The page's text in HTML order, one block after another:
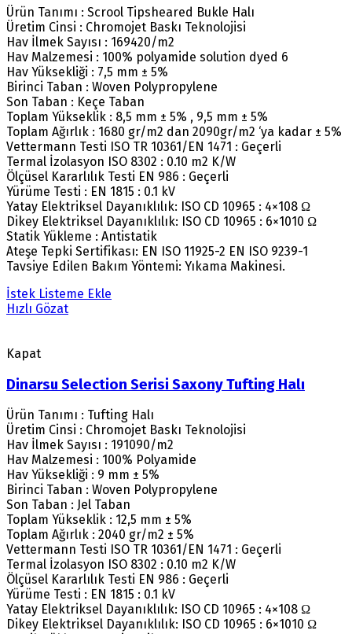
Ürün Tanımı : Scrool Tipsheared Bukle Halı
Üretim Cinsi : Chromojet Baskı Teknolojisi
Hav İlmek Sayısı : 169420/m2
Hav Malzemesi : 100% polyamide solution dyed 6
Hav Yüksekliği : 7,5 mm ± 5%
Birinci Taban : Woven Polypropylene
Son Taban : Keçe Taban
Toplam Yükseklik : 8,5 mm ± 5% , 9,5 mm ± 5%
Toplam Ağırlık : 1680 gr/m2 dan 2090gr/m2 ‘ya kadar ± 5%
Vettermann Testi ISO TR 10361/EN 1471 : Geçerli
Termal İzolasyon ISO 8302 : 0.10 m2 K/W
Ölçüsel Kararlılık Testi EN 986 : Geçerli
Yürüme Testi : EN 1815 : 0.1 kV
Yatay Elektriksel Dayanıklılık: ISO CD 10965 : 4×108 Ω
Dikey Elektriksel Dayanıklılık: ISO CD 10965 : 6×1010 Ω
Statik Yükleme : Antistatik
Ateşe Tepki Sertifikası: EN ISO 11925-2 EN ISO 9239-1
Tavsiye Edilen Bakım Yöntemi: Yıkama Makinesi.
İstek Listeme Ekle
Hızlı Gözat
Kapat
Dinarsu Selection Serisi Saxony Tufting Halı
Ürün Tanımı : Tufting Halı
Üretim Cinsi : Chromojet Baskı Teknolojisi
Hav İlmek Sayısı : 191090/m2
Hav Malzemesi : 100% Polyamide
Hav Yüksekliği : 9 mm ± 5%
Birinci Taban : Woven Polypropylene
Son Taban : Jel Taban
Toplam Yükseklik : 12,5 mm ± 5%
Toplam Ağırlık : 2040 gr/m2 ± 5%
Vettermann Testi ISO TR 10361/EN 1471 : Geçerli
Termal İzolasyon ISO 8302 : 0.10 m2 K/W
Ölçüsel Kararlılık Testi EN 986 : Geçerli
Yürüme Testi : EN 1815 : 0.1 kV
Yatay Elektriksel Dayanıklılık: ISO CD 10965 : 4×108 Ω
Dikey Elektriksel Dayanıklılık: ISO CD 10965 : 6×1010 Ω